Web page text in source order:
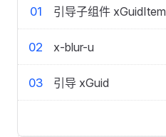
01 引导子组件 xGuidItem
02 x-blur-u
03 引导 xGuid